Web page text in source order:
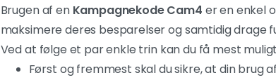
Brugen af en Kampagnekode Cam4 er en enkel
maksimere deres besparelser og samtidig
Ved at følge et par enkle trin kan du få mest
Først og fremmest skal du sikre, at din brug